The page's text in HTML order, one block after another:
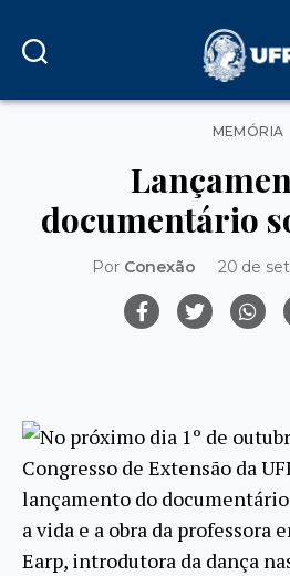
MEMÓRIA
documentário
Por Conexão 20 de
No próximo dia 1º de
Congresso de Extensão da
lançamento do
a vida e a obra da professora
Earp, introdutora da dança